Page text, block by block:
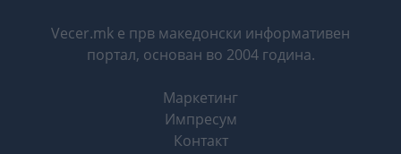
Vecer.mk е прв македонски информативен
портал, основан во 2004 година.
Маркетинг
Импресум
Контакт